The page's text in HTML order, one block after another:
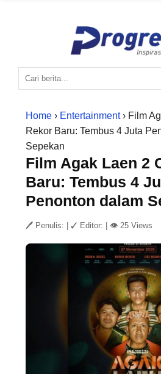
Home › Entertainment› Film
Rekor Baru: Tembus 4 Juta
Sepekan
Film Agak Laen 2
Baru: Tembus 4
Penonton dalam
🖊 Penulis: ✓ Editor: 👁 25 Views